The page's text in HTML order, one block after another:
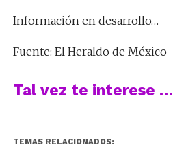
Información en desarrollo…
Fuente: El Heraldo de México
Tal vez te interese …
TEMAS RELACIONADOS: